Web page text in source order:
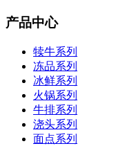
产品中心
犊牛系列
冻品系列
冰鲜系列
火锅系列
牛排系列
浇头系列
面点系列